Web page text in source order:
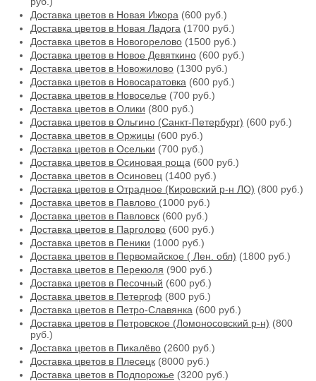
Доставка цветов в Новая Ижора (600 руб.)
Доставка цветов в Новая Ладога (1700 руб.)
Доставка цветов в Новогорелово (1500 руб.)
Доставка цветов в Новое Девяткино (600 руб.)
Доставка цветов в Новожилово (1300 руб.)
Доставка цветов в Новосаратовка (600 руб.)
Доставка цветов в Новоселье (700 руб.)
Доставка цветов в Олики (800 руб.)
Доставка цветов в Ольгино (Санкт-Петербург) (600 руб.)
Доставка цветов в Оржицы (600 руб.)
Доставка цветов в Осельки (700 руб.)
Доставка цветов в Осиновая роща (600 руб.)
Доставка цветов в Осиновец (1400 руб.)
Доставка цветов в Отрадное (Кировский р-н ЛО) (800 руб.)
Доставка цветов в Павлово (1000 руб.)
Доставка цветов в Павловск (600 руб.)
Доставка цветов в Парголово (600 руб.)
Доставка цветов в Пеники (1000 руб.)
Доставка цветов в Первомайское ( Лен. обл) (1800 руб.)
Доставка цветов в Перекюля (900 руб.)
Доставка цветов в Песочный (600 руб.)
Доставка цветов в Петергоф (800 руб.)
Доставка цветов в Петро-Славянка (600 руб.)
Доставка цветов в Петровское (Ломоносовский р-н) (800
руб.)
Доставка цветов в Пикалёво (2600 руб.)
Доставка цветов в Плесецк (8000 руб.)
Доставка цветов в Подпорожье (3200 руб.)